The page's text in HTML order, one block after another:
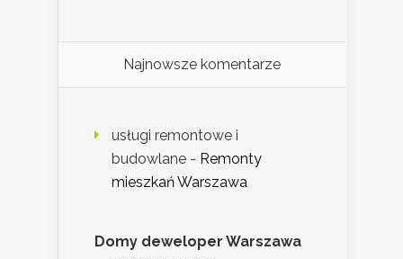
Najnowsze komentarze
usługi remontowe i
budowlane - Remonty
mieszkań Warszawa
Domy deweloper Warszawa